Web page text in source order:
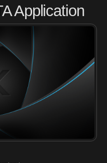
Application